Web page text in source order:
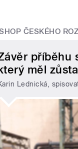
ČESKÉHO
příběhu
měl
Lednická,